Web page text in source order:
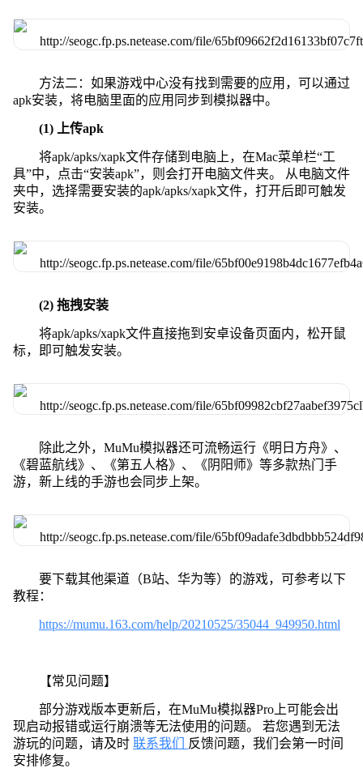
方法二：如果游戏中心没有找到需要的应用，可以通过
apk安装，将电脑里面的应用同步到模拟器中。
(1) 上传apk
将apk/apks/xapk文件存储到电脑上，在Mac菜单栏“工
具”中，点击“安装apk”，则会打开电脑文件夹。 从电脑文件
夹中，选择需要安装的apk/apks/xapk文件，打开后即可触发
安装。
(2) 拖拽安装
将apk/apks/xapk文件直接拖到安卓设备页面内，松开鼠
标，即可触发安装。
除此之外，MuMu模拟器还可流畅运行《明日方舟》、
《碧蓝航线》、《第五人格》、《阴阳师》等多款热门手
游，新上线的手游也会同步上架。
要下载其他渠道（B站、华为等）的游戏，可参考以下
教程：
https://mumu.163.com/help/20210525/35044_949950.html
【常见问题】
部分游戏版本更新后，在MuMu模拟器Pro上可能会出
现启动报错或运行崩溃等无法使用的问题。 若您遇到无法
游玩的问题，请及时 联系我们
反馈问题，我们会第一时间
安排修复。